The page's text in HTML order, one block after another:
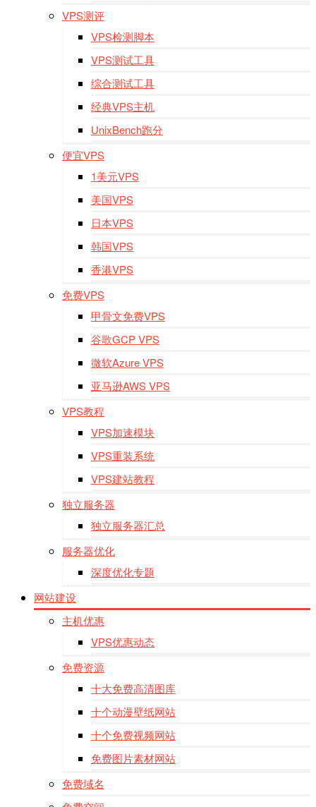
VPS测评
VPS检测脚本
VPS测试工具
综合测试工具
经典VPS主机
UnixBench跑分
便宜VPS
1美元VPS
美国VPS
日本VPS
韩国VPS
香港VPS
免费VPS
甲骨文免费VPS
谷歌GCP VPS
微软Azure VPS
亚马逊AWS VPS
VPS教程
VPS加速模块
VPS重装系统
VPS建站教程
独立服务器
独立服务器汇总
服务器优化
深度优化专题
网站建设
主机优惠
VPS优惠动态
免费资源
十大免费高清图库
十个动漫壁纸网站
十个免费视频网站
免费图片素材网站
免费域名